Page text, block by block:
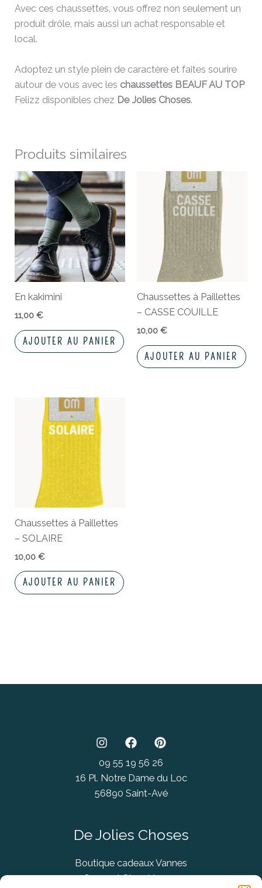
Avec ces chaussettes, vous offrez non seulement un
produit drôle, mais aussi un achat responsable et
local.
Adoptez un style plein de caractère et faites sourire
autour de vous avec les chaussettes BEAUF AU TOP
Felizz disponibles chez De Jolies Choses.
Produits similaires
En kakimini
11,00€
AJOUTER AU PANIER
Chaussettes à Paillettes
– CASSE COUILLE
10,00 €
AJOUTER AU PANIER
Chaussettes à Paillettes
– SOLAIRE
10,00€
AJOUTER AU PANIER
09 55 19 56 26
16 Pl. Notre Dame du Loc
56890 Saint-Avé
De Jolies Choses
Boutique cadeaux Vannes
Concept Store Vannes